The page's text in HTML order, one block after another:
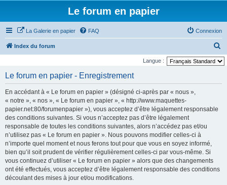
Le forum en papier
La Galerie en papier FAQ Connexion
Index du forum
e
Langue :
Le forum en papier - Enregistrement
En accédant à « Le forum en papier » (désigné ci-après par « nous »,
« notre », « nos », « Le forum en papier », « http://www.maquettes-
papier.net:80/forumenpapier »), vous acceptez d’être légalement responsable
des conditions suivantes. Si vous n’acceptez pas d’être légalement
responsable de toutes les conditions suivantes, alors n’accédez pas et/ou
n’utilisez pas « Le forum en papier ». Nous pouvons modifier celles-ci à
n’importe quel moment et nous ferons tout pour que vous en soyez informé,
bien qu’il soit prudent de vérifier régulièrement celles-ci par vous-même. Si
vous continuez d’utiliser « Le forum en papier » alors que des changements
ont été effectués, vous acceptez d’être légalement responsable des conditions
découlant des mises à jour et/ou modifications.